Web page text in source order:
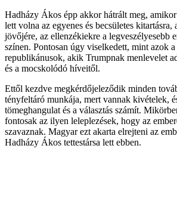
Hadházy Ákos épp akkor hátrált meg,
lett volna az egyenes és becsületes
jövőjére, az ellenzékiekre a legveszélyesebb
színen. Pontosan úgy viselkedett, mint azok
republikánusok, akik Trumpnak menlevelet
és a mocskolódó híveitől.
Ettől kezdve megkérdőjeleződik minden
tényfeltáró munkája, mert vannak kivételek,
tömeghangulat és a választás számít.
fontosak az ilyen leleplezések, hogy az
szavaznak. Magyar ezt akarta elrejteni az
Hadházy Ákos tettestársa lett ebben.